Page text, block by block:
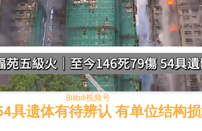
美相关认证
证券投资基金临时停牌
基金临时停牌
，九福来(08611.HK)跌21.01%
，辰兴发展(02286.HK)涨+64.91%
Bilibili视频号
具遗体有待辨认 有单位结构